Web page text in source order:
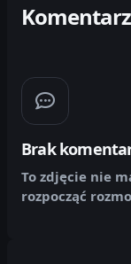
Brak
To zdjęcie nie
rozpocząć